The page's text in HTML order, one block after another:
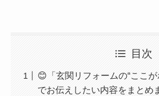
目次
😊「玄関リフォームの“ここ
でお伝えしたい内容をまとめ